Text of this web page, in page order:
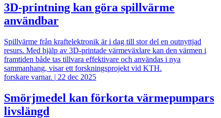
3D-printning kan göra spillvärme
användbar
Spillvärme från kraftelektronik är i dag till stor del en outnyttjad
resurs. Med hjälp av 3D-printade värmeväxlare kan den värmen i
framtiden både tas tillvara effektivare och användas i nya
sammanhang, visar ett forskningsprojekt vid KTH.
forskare varnar. | 22 dec 2025
Smörjmedel kan förkorta värmepumpars
livslängd